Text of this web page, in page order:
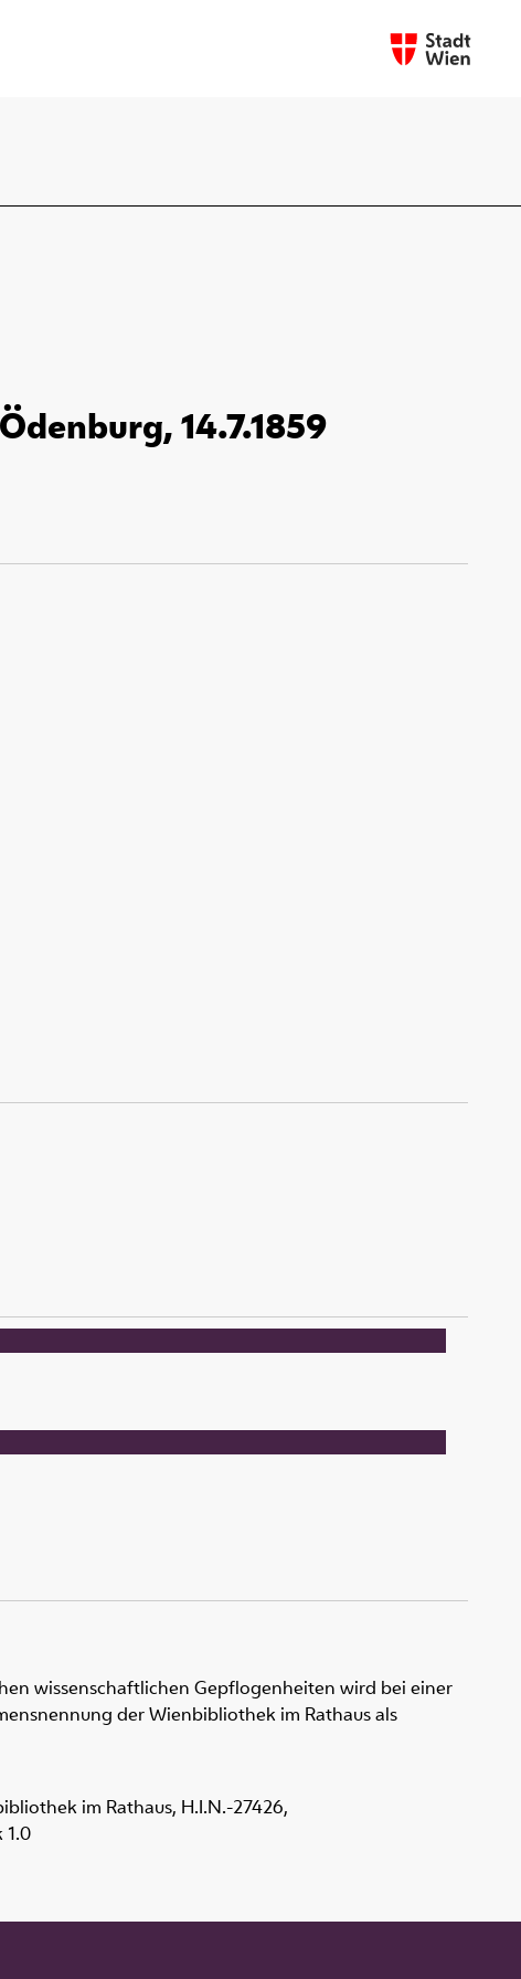
14.7.1859
wissenschaftlichen Gepflogenheiten wird bei einer
der Wienbibliothek im Rathaus als
im Rathaus, H.I.N.-27426,
1.0